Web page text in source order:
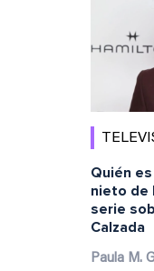
Quién
nieto de
serie
Calzada
Paula M.